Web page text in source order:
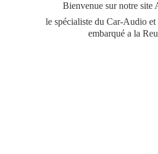
Bienvenue sur notre site
le spécialiste du Car-Audio
embarqué a la